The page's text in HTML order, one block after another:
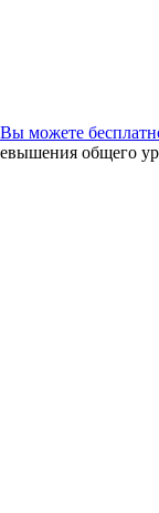
Вы можете
общего